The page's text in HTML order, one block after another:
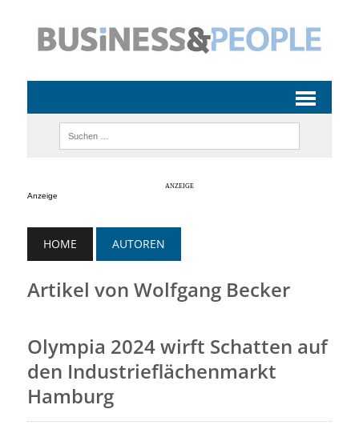
Anzeige
HOME AUTOREN
Artikel von Wolfgang Becker
Olympia 2024 wirft Schatten auf
den Industrieflächenmarkt
Hamburg